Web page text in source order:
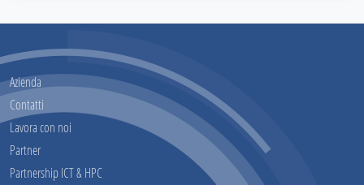
Azienda
Contatti
Lavora con noi
Partner
Partnership ICT & HPC